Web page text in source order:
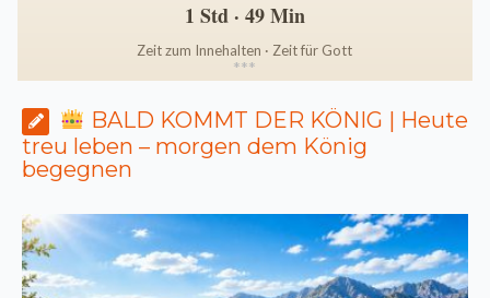
1 Std · 49 Min
Zeit zum Innehalten · Zeit für Gott
***
BALD KOMMT DER KÖNIG | Heute
treu leben – morgen dem König
begegnen